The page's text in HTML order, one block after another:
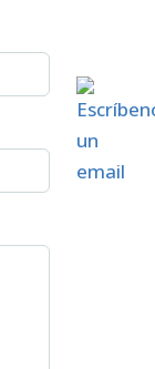
tan solo 30
del Jerte y
de Béjar).
y ubicación
que